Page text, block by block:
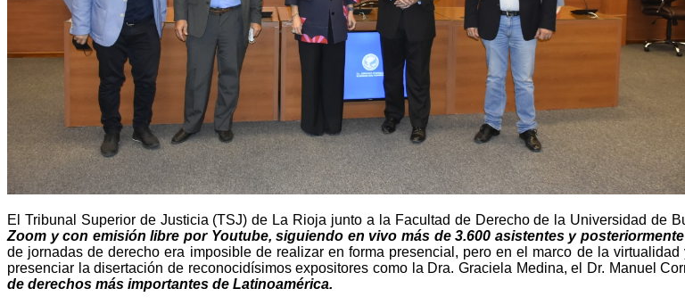
El Tribunal Superior de Justicia (TSJ) de La Rioja junto a la Facultad de Derecho de la Universidad de
Zoom y con emisión libre por Youtube, siguiendo en vivo más de 3.600 asistentes y
de jornadas de derecho era imposible de realizar en forma presencial, pero en el marco de la
presenciar la disertación de reconocidísimos expositores como la Dra. Graciela Medina, el Dr. Manuel
de derechos más importantes de Latinoamérica.